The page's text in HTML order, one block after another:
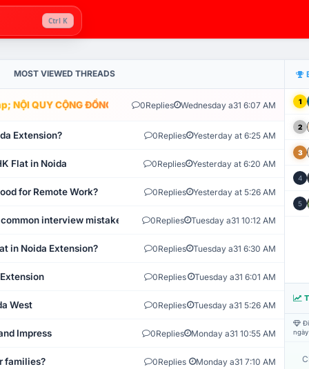
Ctrl K
MOST VIEWED THREADS
NỘI QUY CỘNG ĐỒNG VLIKE.VN: HỆ THỐNG GIÁM SÁT TỰ
0Replies Wednesday a31 6:07 AM
Extension? 0Replies Yesterday at 6:25 AM
Flat in Noida 0Replies Yesterday at 6:20 AM
for Remote Work? 0Replies Yesterday at 5:26 AM
interview mistakes? 0Replies Tuesday a31 10:12 AM
in Noida Extension? 0Replies Tuesday a31 6:30 AM
0Replies Tuesday a31 6:01 AM
West 0Replies Tuesday a31 5:26 AM
Impress 0Replies Monday a31 10:55 AM
families? 0Replies Monday a31 7:10 AM
1
2
3
4
5